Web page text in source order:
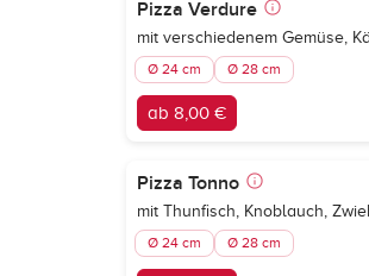
Pizza Verdure
mit verschiedenem Gemüse,
Ø 24 cm Ø 28 cm
ab 8,00 €
Pizza Tonno
mit Thunfisch, Knoblauch,
Ø 24 cm Ø 28 cm